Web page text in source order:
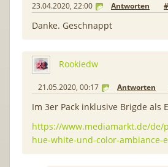
23.04.2020, 22:00 Antworten #
Danke. Geschnappt
Rookiedw
21.05.2020, 00:17 Antworten
Im 3er Pack inklusive Brigde als
https://www.mediamarkt.de/de/
hue-white-und-color-ambiance-